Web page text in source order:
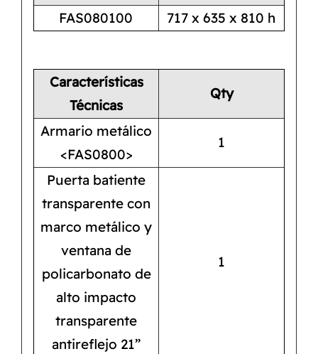
FAS080100
717 x 635 x 810 h
Características
Técnicas
Qty
Armario metálico
<FAS0800>
1
Puerta batiente
transparente con
marco metálico y
ventana de
policarbonato de
alto impacto
transparente
antireflejo 21”
1